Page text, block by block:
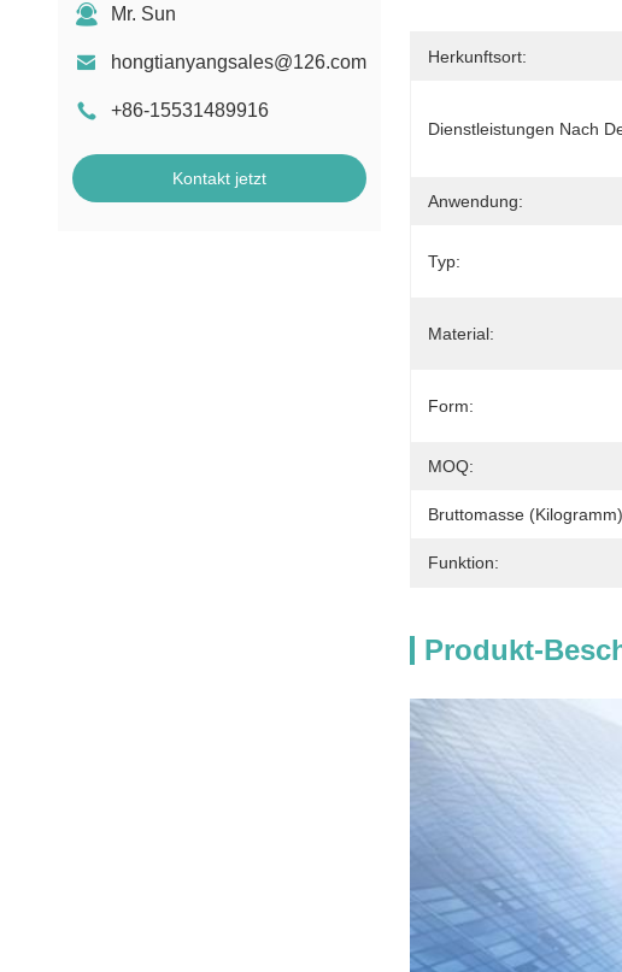
Mr. Sun
hongtianyangsales@126.com
+86-15531489916
Kontakt jetzt
Herkunftsort:
Dienstleistungen Nach
Anwendung:
Typ:
Material:
Form:
MOQ:
Bruttomasse
Funktion:
Produkt-